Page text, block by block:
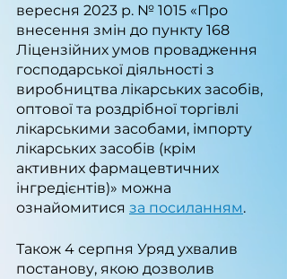
вересня 2023 р. № 1015 «Про
внесення змін до пункту 168
Ліцензійних умов провадження
господарської діяльності з
виробництва лікарських засобів,
оптової та роздрібної торгівлі
лікарськими засобами, імпорту
лікарських засобів (крім
активних фармацевтичних
інгредієнтів)» можна
ознайомитися за посиланням.
Також 4 серпня Уряд ухвалив
постанову, якою дозволив